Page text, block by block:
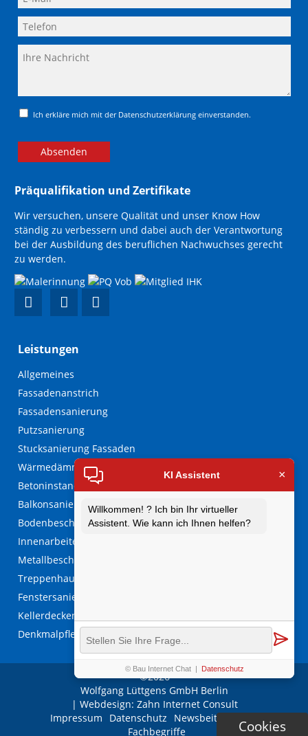
Ich erkläre mich mit der Datenschutzerklärung einverstanden.
Absenden
Präqualifikation und Zertifikate
Wir versuchen, unsere Qualität und unser Know How
ständig zu verbessern und dabei auch der Verantwortung
bei der Ausbildung des beruflichen Nachwuchses gerecht
zu werden.
Leistungen
Navigation
überspringen
Allgemeines
Fassadenanstrich
Fassadensanierung
Putzsanierung
Stucksanierung Fassaden
Wärmedämmverbundsystem
Betoninstandsetzung
Balkonsanierung
Bodenbeschichtungen
Innenarbeiten
Metallbeschichtungen
Treppenhaussanierung
Fenstersanierungen
Kellerdeckendämmung
Denkmalpflege
©2026
Wolfgang Lüttgens GmbH Berlin
| Webdesign: Zahn Internet Consult
Navigation
überspringen
Impressum Datenschutz Newsbeiträge
FAQ
Fachbegriffe
Cookies
KI Assistent ×
Willkommen! ? Ich bin Ihr virtueller
Assistent. Wie kann ich Ihnen helfen?
© Bau Internet Chat| Datenschutz